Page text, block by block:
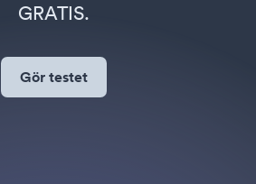
GRATIS.
Gör testet